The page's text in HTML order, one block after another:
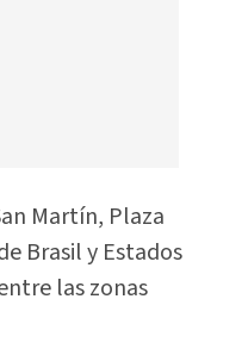
Martín, Plaza
Brasil y Estados
las zonas